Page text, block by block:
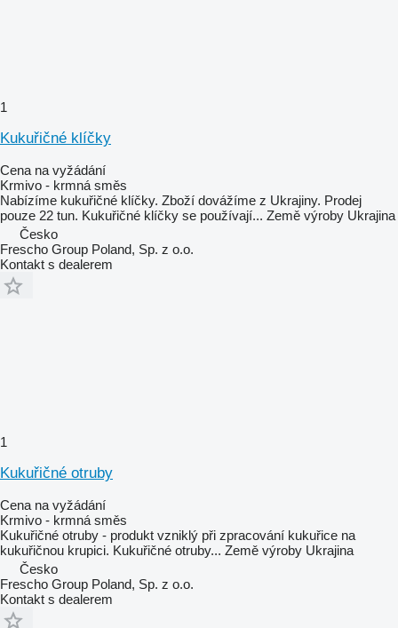
1
Kukuřičné klíčky
Cena na vyžádání
Krmivo - krmná směs
Nabízíme kukuřičné klíčky. Zboží dovážíme z Ukrajiny. Prodej
pouze 22 tun. Kukuřičné klíčky se používají... Země výroby Ukrajina
Česko
Frescho Group Poland, Sp. z o.o.
Kontakt s dealerem
1
Kukuřičné otruby
Cena na vyžádání
Krmivo - krmná směs
Kukuřičné otruby - produkt vzniklý při zpracování kukuřice na
kukuřičnou krupici. Kukuřičné otruby... Země výroby Ukrajina
Česko
Frescho Group Poland, Sp. z o.o.
Kontakt s dealerem